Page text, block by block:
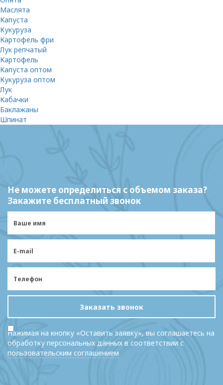
Маслята
Капуста
Кукуруза
Картофель фри
Лук репчатый
Картофель
Капуста оптом
Кукуруза оптом
Лук
Кабачки
Баклажаны
Шпинат
Не можете определиться с объемом заказа?
Закажите бесплатный звонок
Заказать звонок
Нажимая на кнопку «Оставить заявку», вы соглашаетесь на
обработку персональных данных в соответствии с
пользовательским соглашением